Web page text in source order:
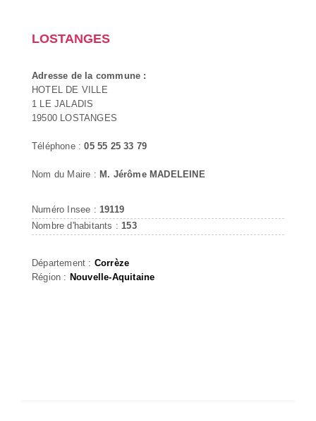
LOSTANGES
Adresse de la commune :
HOTEL DE VILLE
1 LE JALADIS
19500 LOSTANGES
Téléphone :05 55 25 33 79
Nom du Maire : M. Jérôme MADELEINE
Numéro Insee : 19119
Nombre d'habitants : 153
Département : Corrèze
Région : Nouvelle-Aquitaine